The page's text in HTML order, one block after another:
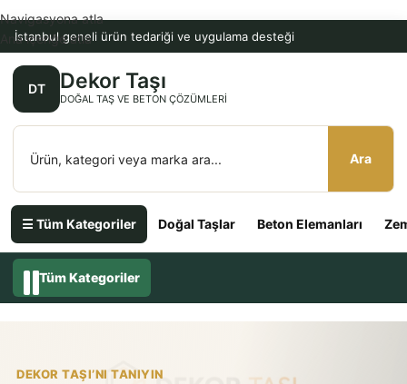
İstanbul geneli ürün tedariği ve uygulama desteği
DT Dekor Taşı
DOĞAL TAŞ VE BETON ÇÖZÜMLERI
Ara
☰ Tüm Kategoriler Doğal Taşlar Beton Elemanları
Navigasyona atla
Ana içeriğe atla
Tüm Kategoriler
DEKOR TAŞI’NI TANIYIN